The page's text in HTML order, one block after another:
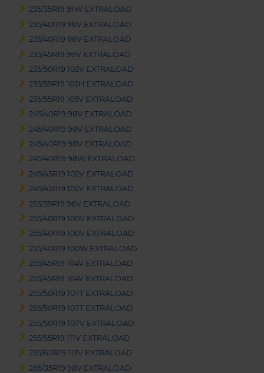
235/35R19 91W EXTRALOAD
235/40R19 96V EXTRALOAD
235/40R19 96V EXTRALOAD
235/45R19 99V EXTRALOAD
235/50R19 103V EXTRALOAD
235/55R19 105H EXTRALOAD
235/55R19 105V EXTRALOAD
245/40R19 98V EXTRALOAD
245/40R19 98V EXTRALOAD
245/40R19 98V EXTRALOAD
245/40R19 98W EXTRALOAD
245/45R19 102V EXTRALOAD
245/45R19 102V EXTRALOAD
255/35R19 96V EXTRALOAD
255/40R19 100V EXTRALOAD
255/40R19 100V EXTRALOAD
255/40R19 100W EXTRALOAD
255/45R19 104V EXTRALOAD
255/45R19 104V EXTRALOAD
255/50R19 107T EXTRALOAD
255/50R19 107T EXTRALOAD
255/50R19 107V EXTRALOAD
255/55R19 111V EXTRALOAD
255/60R19 113V EXTRALOAD
265/35R19 98V EXTRALOAD